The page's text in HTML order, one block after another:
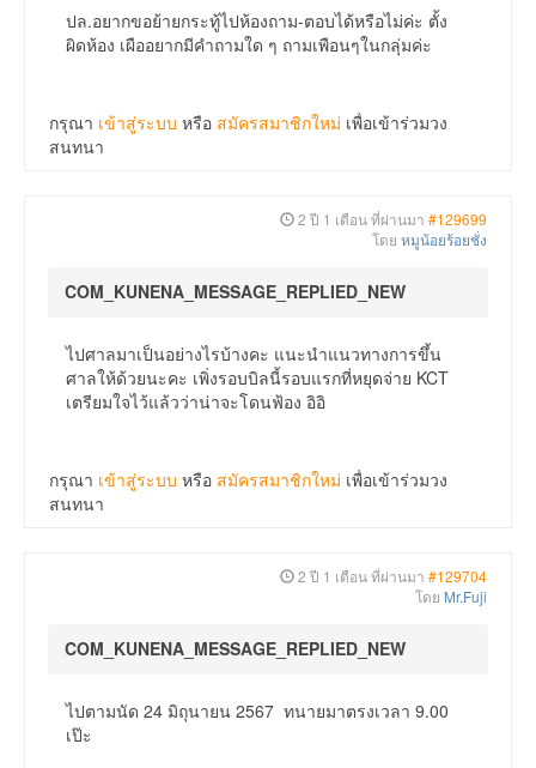
ปล.อยากขอย้ายกระทู้ไปห้องถาม-ตอบได้หรือไม่ค่ะ ตั้ง
ผิดห้อง เผืออยากมีคำถามใด ๆ ถามเพือนๆในกลุ่มค่ะ
กรุณา เข้าสู่ระบบ หรือ สมัครสมาชิกใหม่ เพื่อเข้าร่วมวง
สนทนา
2 ปี 1 เดือน ที่ผ่านมา #129699
โดย หมูน้อยร้อยชั่ง
COM_KUNENA_MESSAGE_REPLIED_NEW
ไปศาลมาเป็นอย่างไรบ้างคะ แนะนำแนวทางการขึ้น
ศาลให้ด้วยนะคะ เพิ่งรอบบิลนี้รอบแรกที่หยุดจ่าย KCT
เตรียมใจไว้แล้วว่าน่าจะโดนฟ้อง อิอิ
กรุณา เข้าสู่ระบบ หรือ สมัครสมาชิกใหม่ เพื่อเข้าร่วมวง
สนทนา
2 ปี 1 เดือน ที่ผ่านมา #129704
โดย Mr.Fuji
COM_KUNENA_MESSAGE_REPLIED_NEW
ไปตามนัด 24 มิถุนายน 2567 ทนายมาตรงเวลา 9.00
เป๊ะ